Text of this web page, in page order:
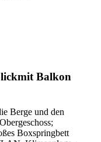
mit Balkon
Berge und den
Boxspringbett